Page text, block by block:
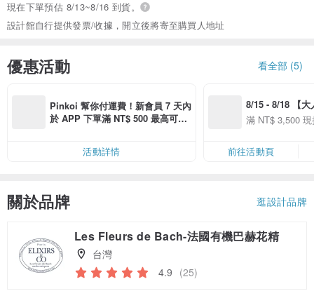
現在下單預估 8/13~8/16 到貨。
設計館自行提供發票/收據，開立後將寄至購買人地址
優惠活動 看全部 (5)
Pinkoi 幫你付運費！新會員 7 天內
於 APP 下單滿 NT$ 500 最高可折
活動詳情
8/15 - 8/18 【大
季】滿
滿 NT$ 3,500
前往活動頁
關於品牌 逛設計品牌
Les Fleurs de Bach-法國有機巴赫花精
台灣
4.9 (25)